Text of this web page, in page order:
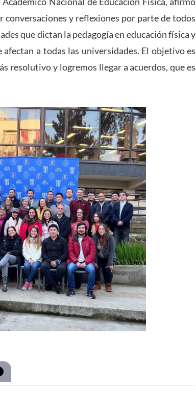
conversaciones y reflexiones por parte de todos
que dictan la pedagogía en educación física y
a todas las universidades. El objetivo es
resolutivo y logremos llegar a acuerdos, que es